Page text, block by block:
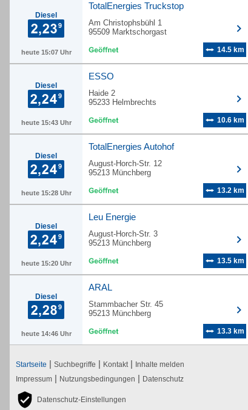
Diesel
heute 15:07 Uhr
TotalEnergies Truckstop
Am Christophsbühl 1
95509 Marktschorgast
14.5 km
Diesel
heute 15:43 Uhr
ESSO
Haide 2
95233 Helmbrechts
10.6 km
Diesel
heute 15:28 Uhr
TotalEnergies Autohof
August-Horch-Str. 12
95213 Münchberg
13.2 km
Diesel
heute 15:20 Uhr
Leu Energie
August-Horch-Str. 3
95213 Münchberg
13.5 km
Diesel
heute 14:46 Uhr
ARAL
Stammbacher Str. 45
95213 Münchberg
13.3 km
Startseite | Suchbegriffe | Kontakt | Inhalte melden
Impressum | Nutzungsbedingungen | Datenschutz
Datenschutz-Einstellungen